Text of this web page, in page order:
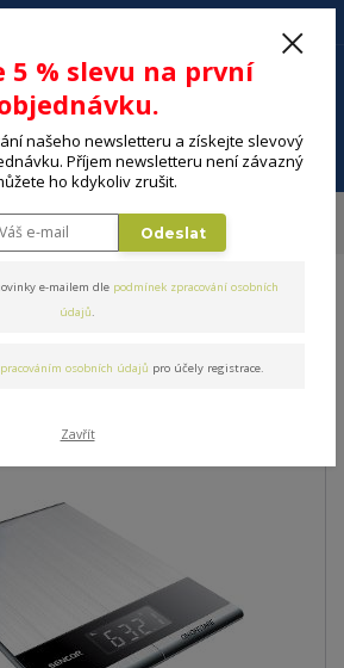
Menu
5305
SENCOR SKS
5 % slevu na první
našeho newsletteru a získejte slevový
Příjem newsletteru není závazný
ho kdykoliv zrušit.
Odeslat
e-mailem dle podmínek zpracování osobních
údajů.
osobních údajů pro účely registrace.
Zavřít